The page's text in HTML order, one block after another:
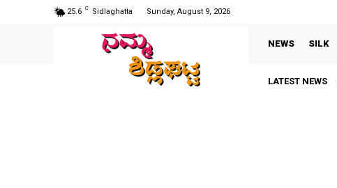
25.6 C Sidlaghatta Sunday, August 9, 2026
NEWS SILK
LATEST NEWS